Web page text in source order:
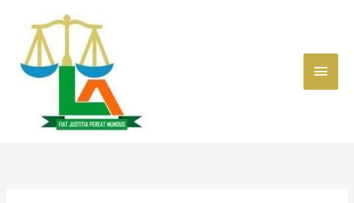
content
Main